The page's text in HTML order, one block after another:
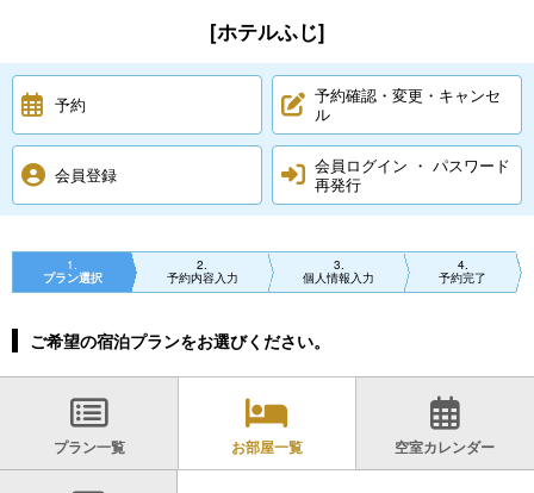
[ホテルふじ]
予約
予約確認・変更・キャンセ
ル
会員登録
会員ログイン ・ パスワード
再発行
1
プラン選択
2
予約内容入力
3
個人情報入力
4
予約完了
ご希望の宿泊プランをお選びください。
プラン一覧 お部屋一覧 空室カレンダー